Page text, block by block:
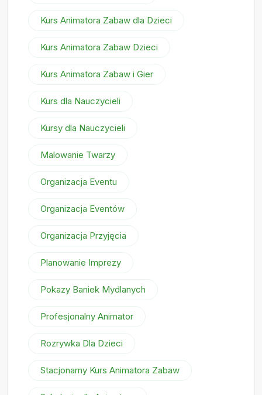
Kurs Animatora Zabaw dla Dzieci
Kurs Animatora Zabaw Dzieci
Kurs Animatora Zabaw i Gier
Kurs dla Nauczycieli
Kursy dla Nauczycieli
Malowanie Twarzy
Organizacja Eventu
Organizacja Eventów
Organizacja Przyjęcia
Planowanie Imprezy
Pokazy Baniek Mydlanych
Profesjonalny Animator
Rozrywka Dla Dzieci
Stacjonarny Kurs Animatora Zabaw